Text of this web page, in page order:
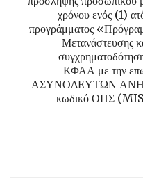
χρόνου ενός (1)
προγράμματος
Μετανάστευσης
ΚΦΑΑ με την
ΑΣΥΝΟΔΕΥΤΩΝ
κωδικό ΟΠΣ